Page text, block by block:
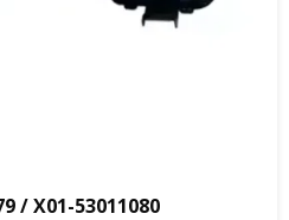
/ X01-53011080